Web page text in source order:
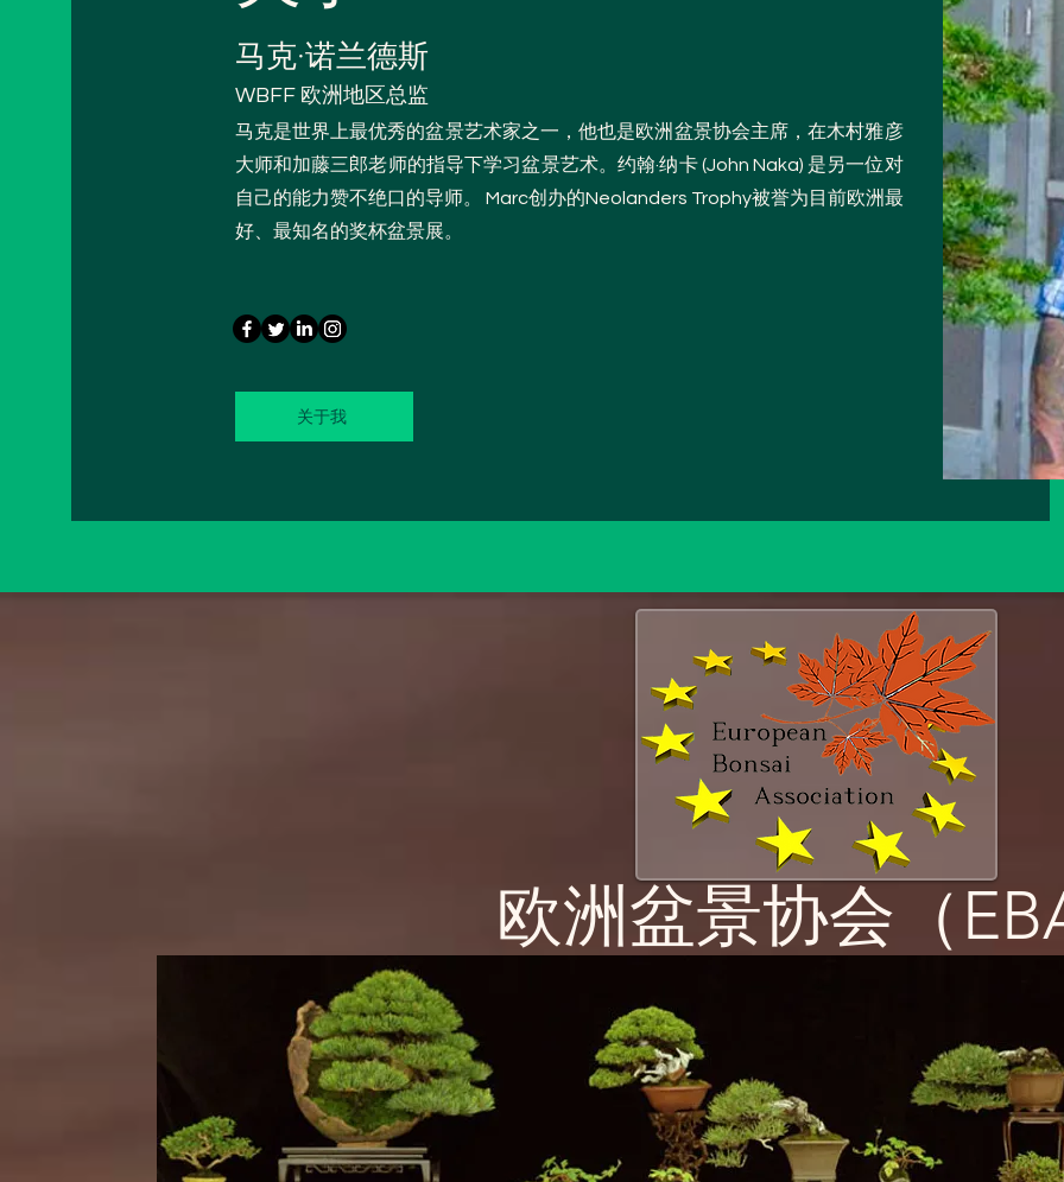
马克·诺兰德斯
WBFF 欧洲地区总监
马克是世界上最优秀的盆景艺术家之一，他也是欧洲盆景协会主席，在木村雅彦
大师和加藤三郎老师的指导下学习盆景艺术。约翰·纳卡 (John Naka) 是另一位对
自己的能力赞不绝口的导师。 Marc创办的Neolanders Trophy被誉为目前欧洲最
好、最知名的奖杯盆景展。
关于我
欧洲盆景协会（